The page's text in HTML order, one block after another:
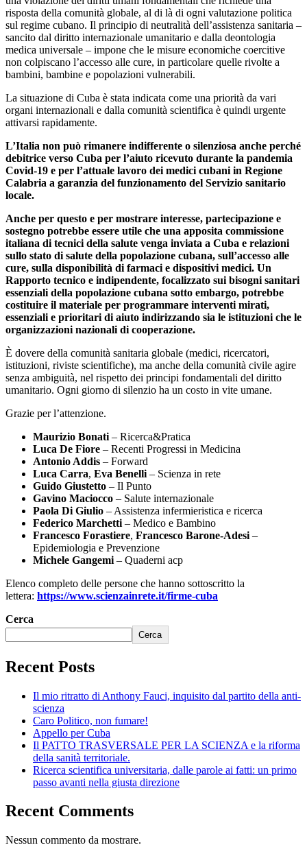
risposta della comunità globale, al di là di ogni valutazione politica
sul regime cubano. Il principio di neutralità dell’assistenza sanitaria –
sancito dal diritto internazionale umanitario e dalla deontologia
medica universale – impone che le misure economiche coercitive
non colpiscano l’accesso alle cure, in particolare quelle rivolte a
bambini, bambine e popolazioni vulnerabili.
La situazione di Cuba è stata indicata come una priorità da vari
organi internazionali e dalla comunità scientifica è quindi urgente
attivarsi rapidamente.
L’Italia non può rimanere indifferente o silenziosa anche perché
debitrice verso Cuba per l’aiuto ricevuto durante la pandemia
Covid-19 e per l’attuale lavoro dei medici cubani in Regione
Calabria a garanzia del funzionamento del Servizio sanitario
locale.
Anche per questo e per mostrare interesse, partecipazione e
sostegno potrebbe essere utile che una apposita commissione
italiana di tecnici della salute venga inviata a Cuba e relazioni
sullo stato di salute della popolazione cubana, sull’accesso alle
cure, sulla disponibilità di farmaci e dispositivi medici. Un
Rapporto tecnico e indipendente, focalizzato sui bisogni sanitari
essenziali della popolazione cubana sotto embargo, potrebbe
costituire il materiale per programmare interventi mirati,
essenziali e prioritari di aiuto indirizzando sia le istituzioni che le
organizzazioni nazionali di cooperazione.
È dovere della comunità sanitaria globale (medici, ricercatori,
istituzioni, riviste scientifiche), ma anche della comunità civile agire
senza ambiguità, nel rispetto dei principi fondamentali del diritto
umanitario. Ogni giorno di silenzio ha un costo in vite umane.
Grazie per l’attenzione.
Maurizio Bonati – Ricerca&Pratica
Luca De Fiore – Recenti Progressi in Medicina
Antonio Addis – Forward
Luca Carra, Eva Benelli – Scienza in rete
Guido Giustetto – Il Punto
Gavino Maciocco – Salute internazionale
Paola Di Giulio – Assistenza infermieristica e ricerca
Federico Marchetti – Medico e Bambino
Francesco Forastiere, Francesco Barone-Adesi –
Epidemiologia e Prevenzione
Michele Gangemi – Quaderni acp
Elenco completo delle persone che hanno sottoscritto la
lettera: https://www.scienzainrete.it/firme-cuba
Cerca
Cerca
Recent Posts
Il mio ritratto di Anthony Fauci, inquisito dal partito della anti-
scienza
Caro Politico, non fumare!
Appello per Cuba
Il PATTO TRASVERSALE PER LA SCIENZA e la riforma
della sanità territoriale.
Ricerca scientifica universitaria, dalle parole ai fatti: un primo
passo avanti nella giusta direzione
Recent Comments
Nessun commento da mostrare.